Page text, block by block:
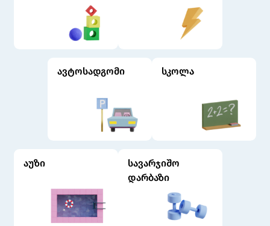
ავტოსადგომი სკოლა
აუზი
სავარჯიშო
დარბაზი